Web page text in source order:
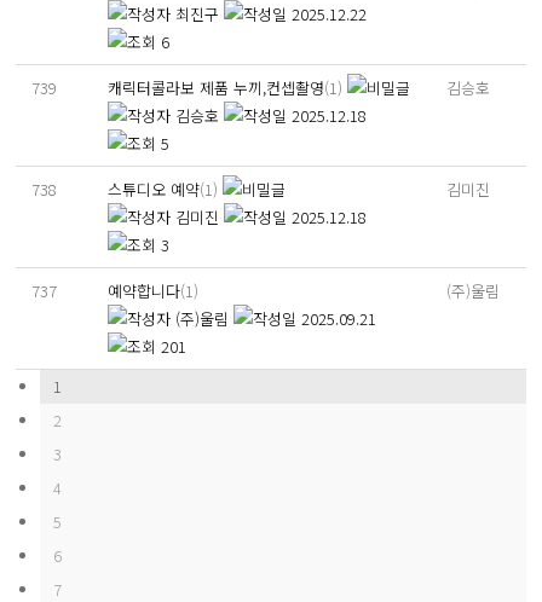
최진구
2025.12.22
6
739 캐릭터콜라보 제품 누끼,컨셉촬영(1)
김승호
2025.12.18
5
김승호
738 스튜디오 예약(1)
김미진
2025.12.18
3
김미진
737 예약합니다(1)
(주)울림
2025.09.21
201
(주)울림
1
2
3
4
5
6
7